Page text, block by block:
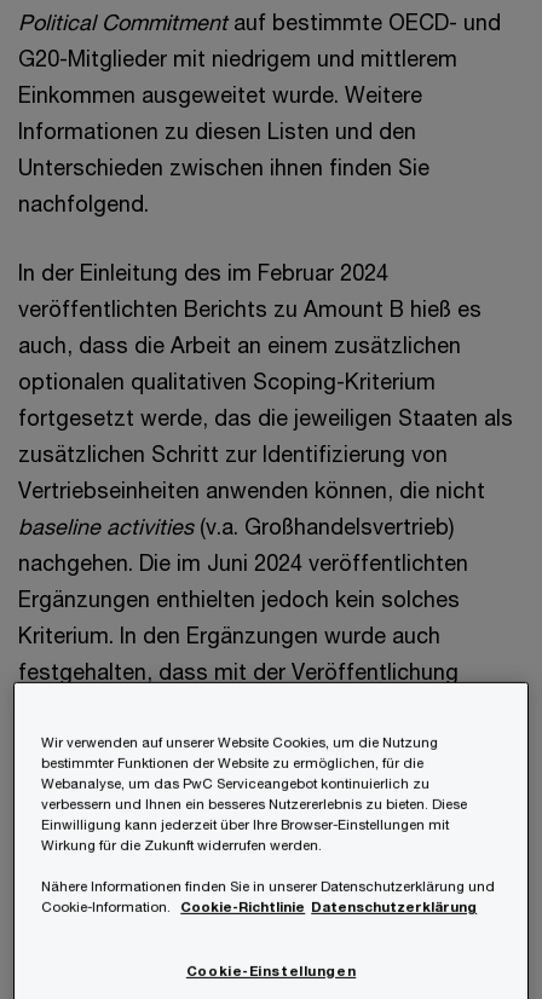
Political Commitmentauf bestimmte OECD- und
G20-Mitglieder mit niedrigem und mittlerem
Einkommen ausgeweitet wurde. Weitere
Informationen zu diesen Listen und den
Unterschieden zwischen ihnen finden Sie
nachfolgend.
In der Einleitung des im Februar 2024
veröffentlichten Berichts zu Amount B hieß es
auch, dass die Arbeit an einem zusätzlichen
optionalen qualitativen Scoping-Kriterium
fortgesetzt werde, das die jeweiligen Staaten als
zusätzlichen Schritt zur Identifizierung von
Vertriebseinheiten anwenden können, die nicht
baseline activities(v.a. Großhandelsvertrieb)
nachgehen. Die im Juni 2024 veröffentlichten
Ergänzungen enthielten jedoch kein solches
Kriterium. In den Ergänzungen wurde auch
festgehalten, dass mit der Veröffentlichung
dem 1. Januar 2025 erfolgen kann. Daraus lässt
sich schließen, dass das zusätzliche optionale
qualitative Kriterium nicht vor der Umsetzung
hinzugefügt wird. Dies könnte allerdings
Auswirkungen auf die Umsetzung von Amount B
hatte, dass dieser Schritt entscheidend sei, um
Wir verwenden auf unserer Website Cookies, um die Nutzung
bestimmter Funktionen der Website zu ermöglichen, für die
Webanalyse, um das PwC Serviceangebot kontinuierlich zu
verbessern und Ihnen ein besseres Nutzererlebnis zu bieten. Diese
Einwilligung kann jederzeit über Ihre Browser-Einstellungen mit
Wirkung für die Zukunft widerrufen werden.
Nähere Informationen finden Sie in unserer Datenschutzerklärung und
Cookie-Information.
Cookie-Richtlinie Datenschutzerklärung
Cookie-Einstellungen